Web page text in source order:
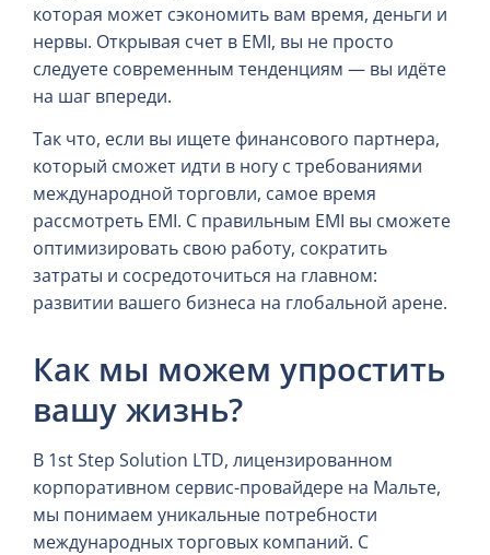
которая может сэкономить вам время, деньги и
нервы. Открывая счет в EMI, вы не просто
следуете современным тенденциям — вы идёте
на шаг впереди.
Так что, если вы ищете финансового партнера,
который сможет идти в ногу с требованиями
международной торговли, самое время
рассмотреть EMI. С правильным EMI вы сможете
оптимизировать свою работу, сократить
затраты и сосредоточиться на главном:
развитии вашего бизнеса на глобальной арене.
Как мы можем упростить
вашу жизнь?
В 1st Step Solution LTD, лицензированном
корпоративном сервис-провайдере на Мальте,
мы понимаем уникальные потребности
международных торговых компаний. С